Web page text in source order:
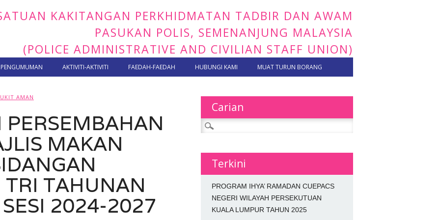
KAKITANGAN PERKHIDMATAN TADBIR DAN AWAM
PASUKAN POLIS, SEMENANJUNG MALAYSIA
(POLICE ADMINISTRATIVE AND CIVILIAN STAFF UNION)
PENGUMUMAN AKTIVITI-AKTIVITI FAEDAH-FAEDAH HUBUNGI KAMI MUAT TURUN BORANG
AMAN
PERSEMBAHAN
MAKAN
TAHUNAN
2024-2027
Carian
Search for:
Terkini
PROGRAM IHYA’ RAMADAN CUEPACS
NEGERI WILAYAH PERSEKUTUAN
KUALA LUMPUR TAHUN 2025